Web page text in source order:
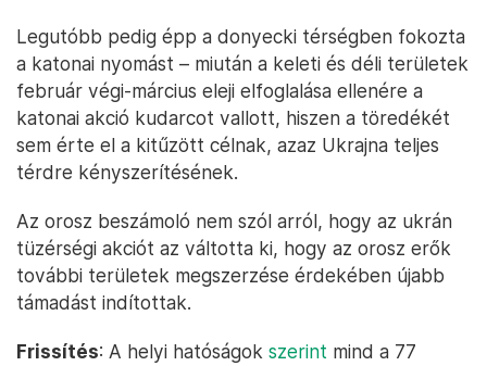
Legutóbb pedig épp a donyecki térségben fokozta
a katonai nyomást – miután a keleti és déli területek
február végi-március eleji elfoglalása ellenére a
katonai akció kudarcot vallott, hiszen a töredékét
sem érte el a kitűzött célnak, azaz Ukrajna teljes
térdre kényszerítésének.
Az orosz beszámoló nem szól arról, hogy az ukrán
tüzérségi akciót az váltotta ki, hogy az orosz erők
további területek megszerzése érdekében újabb
támadást indítottak.
Frissítés: A helyi hatóságok szerint mind a 77